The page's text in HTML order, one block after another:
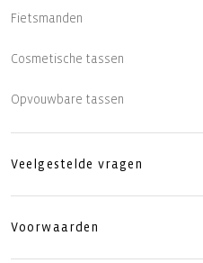
Fietsmanden
Cosmetische tassen
Opvouwbare tassen
Veelgestelde vragen
Voorwaarden